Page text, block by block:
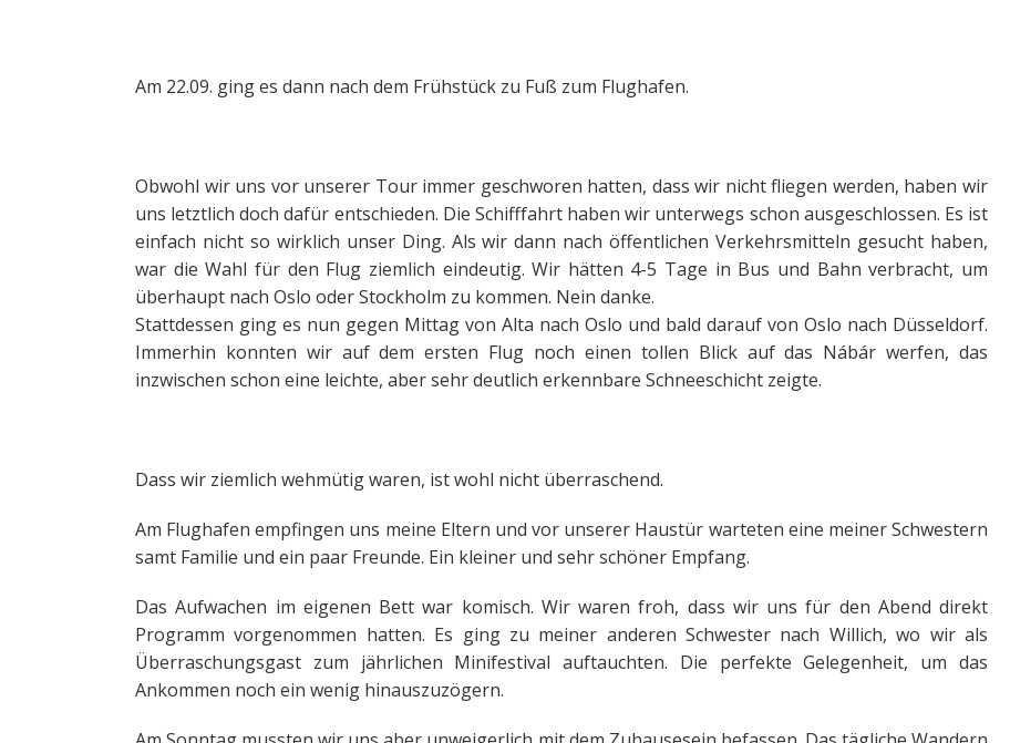
Am 22.09. ging es dann nach dem Frühstück zu Fuß zum Flughafen.
Obwohl wir uns vor unserer Tour immer geschworen hatten, dass wir nicht fliegen werden, haben wir
uns letztlich doch dafür entschieden. Die Schifffahrt haben wir unterwegs schon ausgeschlossen. Es ist
einfach nicht so wirklich unser Ding. Als wir dann nach öffentlichen Verkehrsmitteln gesucht haben,
war die Wahl für den Flug ziemlich eindeutig. Wir hätten 4-5 Tage in Bus und Bahn verbracht, um
überhaupt nach Oslo oder Stockholm zu kommen. Nein danke.
Stattdessen ging es nun gegen Mittag von Alta nach Oslo und bald darauf von Oslo nach Düsseldorf.
Immerhin konnten wir auf dem ersten Flug noch einen tollen Blick auf das Nábár werfen, das
inzwischen schon eine leichte, aber sehr deutlich erkennbare Schneeschicht zeigte.
Dass wir ziemlich wehmütig waren, ist wohl nicht überraschend.
Am Flughafen empfingen uns meine Eltern und vor unserer Haustür warteten eine meiner Schwestern
samt Familie und ein paar Freunde. Ein kleiner und sehr schöner Empfang.
Das Aufwachen im eigenen Bett war komisch. Wir waren froh, dass wir uns für den Abend direkt
Programm vorgenommen hatten. Es ging zu meiner anderen Schwester nach Willich, wo wir als
Überraschungsgast zum jährlichen Minifestival auftauchten. Die perfekte Gelegenheit, um das
Ankommen noch ein wenig hinauszuzögern.